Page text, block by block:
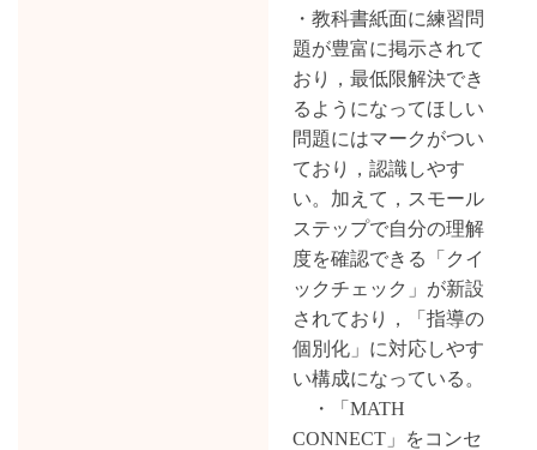
・教科書紙面に練習問
題が豊富に掲示されて
おり，最低限解決でき
るようになってほしい
問題にはマークがつい
ており，認識しやす
い。加えて，スモール
ステップで自分の理解
度を確認できる「クイ
ックチェック」が新設
されており，「指導の
個別化」に対応しやす
い構成になっている。
・「MATH
CONNECT」をコンセ